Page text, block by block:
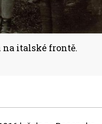
italské frontě.